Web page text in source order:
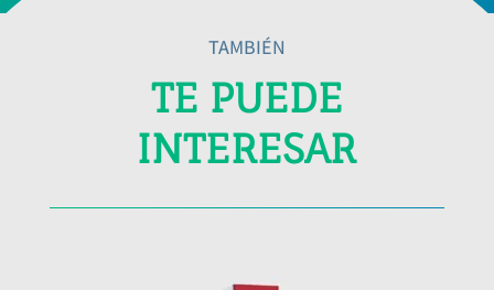
TAMBIÉN
TE PUEDE
INTERESAR